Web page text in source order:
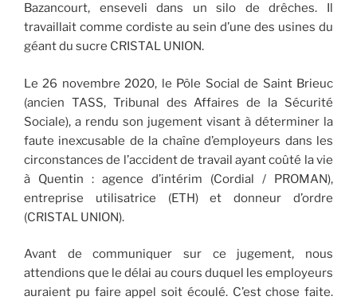
Bazancourt, enseveli dans un silo de drêches. Il
travaillait comme cordiste au sein d’une des usines du
géant du sucre CRISTAL UNION.
Le 26 novembre 2020, le Pôle Social de Saint Brieuc
(ancien TASS, Tribunal des Affaires de la Sécurité
Sociale), a rendu son jugement visant à déterminer la
faute inexcusable de la chaîne d’employeurs dans les
circonstances de l’accident de travail ayant coûté la vie
à Quentin : agence d’intérim (Cordial / PROMAN),
entreprise utilisatrice (ETH) et donneur d’ordre
(CRISTAL UNION).
Avant de communiquer sur ce jugement, nous
attendions que le délai au cours duquel les employeurs
auraient pu faire appel soit écoulé. C’est chose faite.